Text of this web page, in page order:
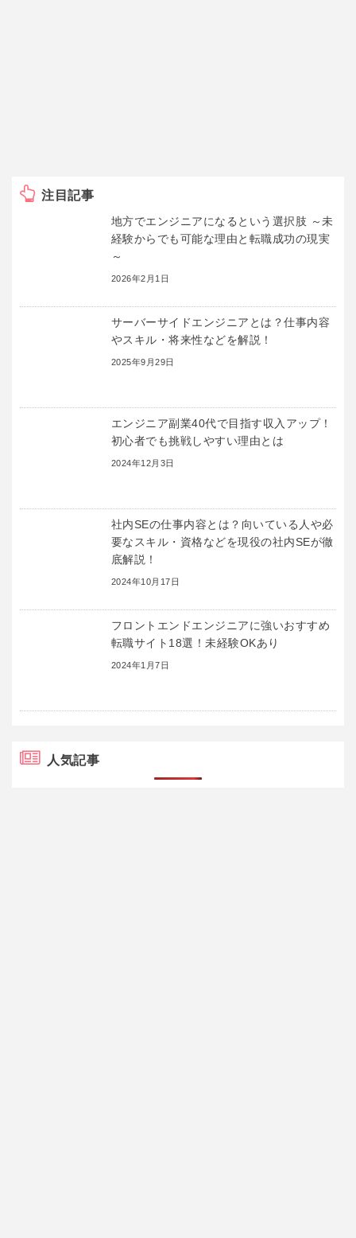
注目記事
地方でエンジニアになるという選択肢 ～未
経験からでも可能な理由と転職成功の現実
～
2026年2月1日
サーバーサイドエンジニアとは？仕事内容
やスキル・将来性などを解説！
2025年9月29日
エンジニア副業40代で目指す収入アップ！
初心者でも挑戦しやすい理由とは
2024年12月3日
社内SEの仕事内容とは？向いている人や必
要なスキル・資格などを現役の社内SEが徹
底解説！
2024年10月17日
フロントエンドエンジニアに強いおすすめ
転職サイト18選！未経験OKあり
2024年1月7日
人気記事